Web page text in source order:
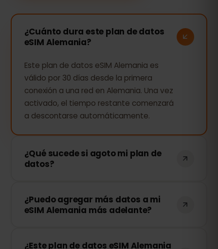
¿Cuánto dura este plan de datos
eSIM Alemania?
Este plan de datos eSIM Alemania es
válido por 30 días desde la primera
conexión a una red en Alemania. Una vez
activado, el tiempo restante comenzará
a descontarse automáticamente.
¿Qué sucede si agoto mi plan de
datos?
conexión se detendrá. Puedes recargar
tu eSIM fácilmente desde tu panel de
¿Puedo agregar más datos a mi
eSIM Alemania más adelante?
cualquier momento sin necesidad de
¿Este plan de datos eSIM Alemania